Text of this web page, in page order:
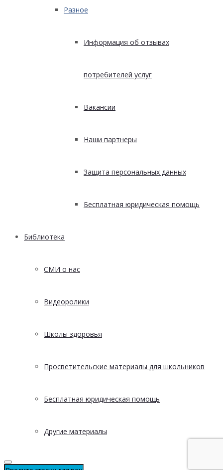
Разное
Информация об отзывах
потребителей услуг
Вакансии
Наши партнеры
Защита персональных данных
Бесплатная юридическая помощь
Библиотека
СМИ о нас
Видеоролики
Школы здоровья
Просветительские материалы для школьников
Бесплатная юридическая помощь
Другие материалы